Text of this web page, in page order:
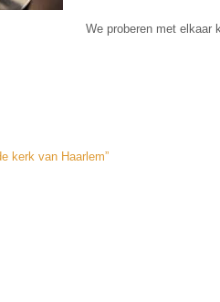
We proberen met elkaar
kerk van Haarlem”